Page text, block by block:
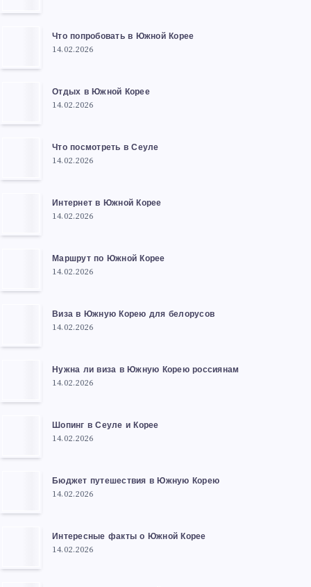
Что попробовать в Южной Корее
14.02.2026
Отдых в Южной Корее
14.02.2026
Что посмотреть в Сеуле
14.02.2026
Интернет в Южной Корее
14.02.2026
Маршрут по Южной Корее
14.02.2026
Виза в Южную Корею для белорусов
14.02.2026
Нужна ли виза в Южную Корею россиянам
14.02.2026
Шопинг в Сеуле и Корее
14.02.2026
Бюджет путешествия в Южную Корею
14.02.2026
Интересные факты о Южной Корее
14.02.2026